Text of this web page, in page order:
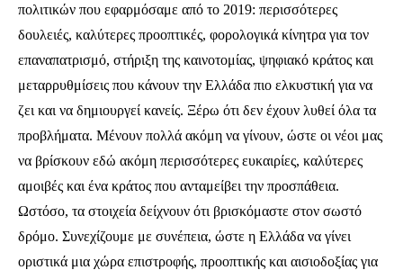
πολιτικών που εφαρμόσαμε από το 2019: περισσότερες
δουλειές, καλύτερες προοπτικές, φορολογικά κίνητρα για τον
επαναπατρισμό, στήριξη της καινοτομίας, ψηφιακό κράτος και
μεταρρυθμίσεις που κάνουν την Ελλάδα πιο ελκυστική για να
ζει και να δημιουργεί κανείς. Ξέρω ότι δεν έχουν λυθεί όλα τα
προβλήματα. Μένουν πολλά ακόμη να γίνουν, ώστε οι νέοι μας
να βρίσκουν εδώ ακόμη περισσότερες ευκαιρίες, καλύτερες
αμοιβές και ένα κράτος που ανταμείβει την προσπάθεια.
Ωστόσο, τα στοιχεία δείχνουν ότι βρισκόμαστε στον σωστό
δρόμο. Συνεχίζουμε με συνέπεια, ώστε η Ελλάδα να γίνει
οριστικά μια χώρα επιστροφής, προοπτικής και αισιοδοξίας για